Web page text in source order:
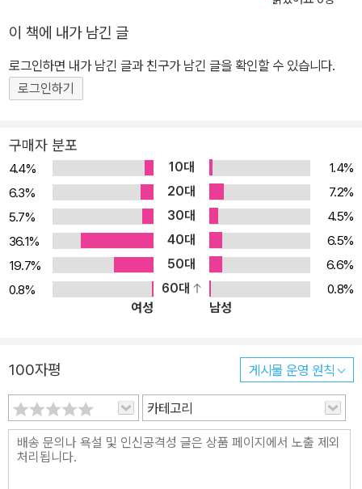
이 책에 내가 남긴 글
로그인하면 내가 남긴 글과 친구가 남긴 글을 확인할 수 있습니다.
로그인하기
구매자 분포
4.4% 10대
1.4%
6.3%
20대
7.2%
5.7%
30대
4.5%
36.1%
40대
6.5%
19.7%
50대
6.6%
0.8%
60대
0.8%
여성
남성
100자평 게시물 운영 원칙
카테고리